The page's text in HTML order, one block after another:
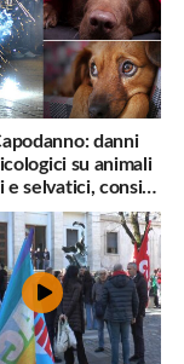
danni
su animali
e selvatici, consigli